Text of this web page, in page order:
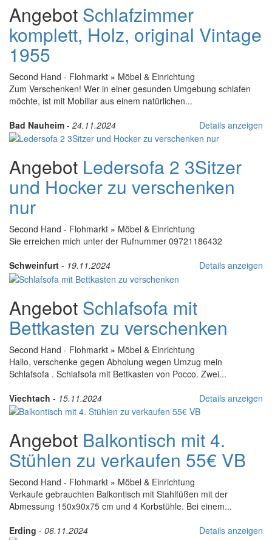
Angebot Schlafzimmer
komplett, Holz, original Vintage
1955
Second Hand - Flohmarkt » Möbel & Einrichtung
Zum Verschenken! Wer in einer gesunden Umgebung schlafen
möchte, ist mit Mobiliar aus einem natürlichen...
Bad Nauheim - 24.11.2024 Details anzeigen
Angebot Ledersofa 2 3Sitzer
und Hocker zu verschenken
nur
Second Hand - Flohmarkt » Möbel & Einrichtung
Sie erreichen mich unter der Rufnummer 09721186432
Schweinfurt - 19.11.2024 Details anzeigen
Angebot Schlafsofa mit
Bettkasten zu verschenken
Second Hand - Flohmarkt » Möbel & Einrichtung
Hallo, verschenke gegen Abholung wegen Umzug mein
Schlafsofa . Schlafsofa mit Bettkasten von Pocco. Zwei...
Viechtach - 15.11.2024 Details anzeigen
Angebot Balkontisch mit 4.
Stühlen zu verkaufen 55€ VB
Second Hand - Flohmarkt » Möbel & Einrichtung
Verkaufe gebrauchten Balkontisch mit Stahlfüßen mit der
Abmessung 150x90x75 cm und 4 Korbstühle. Bei einem...
Erding - 06.11.2024 Details anzeigen